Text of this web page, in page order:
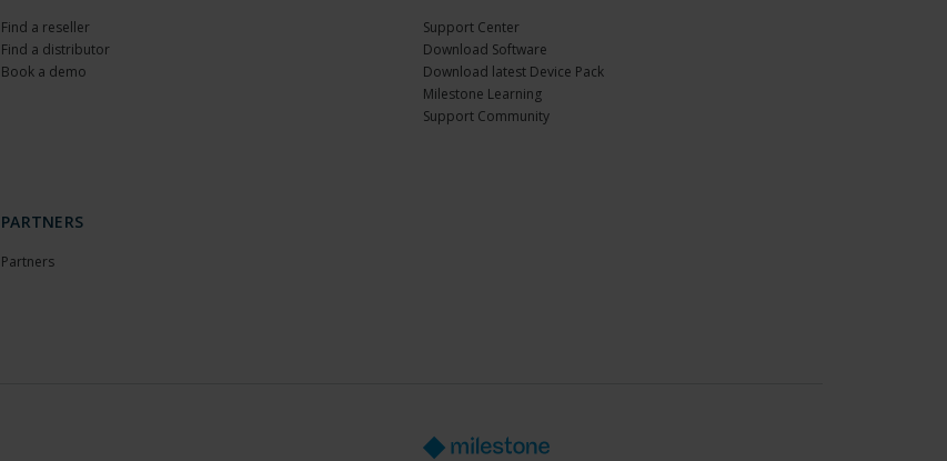
Find a reseller
Find a distributor
Book a demo
Support Center
Download Software
Download latest Device Pack
Milestone Learning
Support Community
PARTNERS
Partners